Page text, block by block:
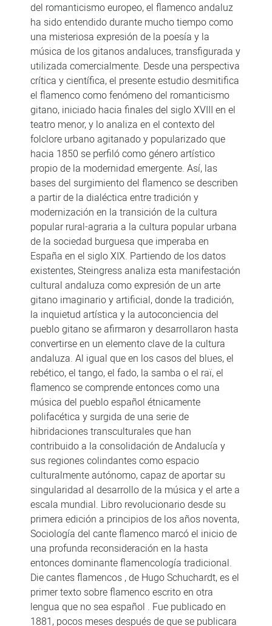
del romanticismo europeo, el flamenco andaluz
ha sido entendido durante mucho tiempo como
una misteriosa expresión de la poesía y la
música de los gitanos andaluces, transfigurada y
utilizada comercialmente. Desde una perspectiva
crítica y científica, el presente estudio desmitifica
el flamenco como fenómeno del romanticismo
gitano, iniciado hacia finales del siglo XVIII en el
teatro menor, y lo analiza en el contexto del
folclore urbano agitanado y popularizado que
hacia 1850 se perfiló como género artístico
propio de la modernidad emergente. Así, las
bases del surgimiento del flamenco se describen
a partir de la dialéctica entre tradición y
modernización en la transición de la cultura
popular rural-agraria a la cultura popular urbana
de la sociedad burguesa que imperaba en
España en el siglo XIX. Partiendo de los datos
existentes, Steingress analiza esta manifestación
cultural andaluza como expresión de un arte
gitano imaginario y artificial, donde la tradición,
la inquietud artística y la autoconciencia del
pueblo gitano se afirmaron y desarrollaron hasta
convertirse en un elemento clave de la cultura
andaluza. Al igual que en los casos del blues, el
rebético, el tango, el fado, la samba o el raï, el
flamenco se comprende entonces como una
música del pueblo español étnicamente
polifacética y surgida de una serie de
hibridaciones transculturales que han
contribuido a la consolidación de Andalucía y
sus regiones colindantes como espacio
culturalmente autónomo, capaz de aportar su
singularidad al desarrollo de la música y el arte a
escala mundial. Libro revolucionario desde su
primera edición a principios de los años noventa,
Sociología del cante flamenco marcó el inicio de
una profunda reconsideración en la hasta
entonces dominante flamencología tradicional.
Die cantes flamencos , de Hugo Schuchardt, es el
primer texto sobre flamenco escrito en otra
lengua que no sea español . Fue publicado en
1881, pocos meses después de que se publicara